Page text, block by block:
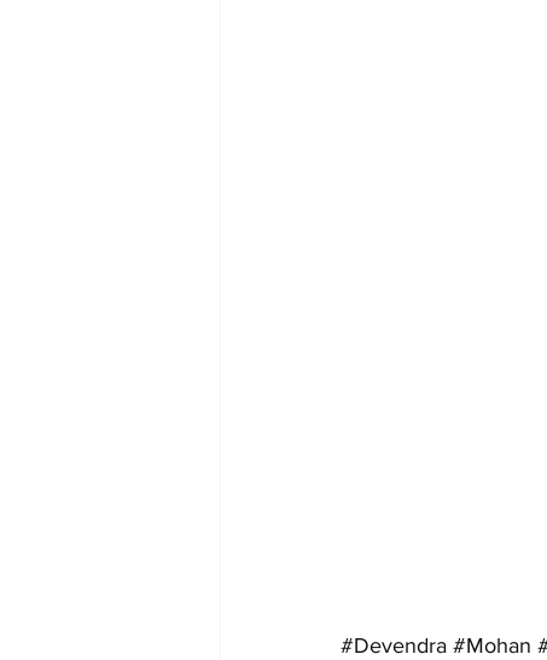
#Devendra #Mohan